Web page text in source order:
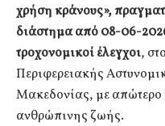
χρήση κράνους»,
διάστημα από 08-06-
τροχονομικοί έλεγχοι,
Περιφερειακής
Μακεδονίας, με απώτερο
ανθρώπινης ζωής.